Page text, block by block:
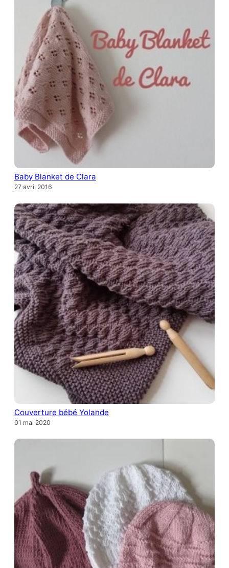
Baby Blanket de Clara
27 avril 2016
Couverture bébé Yolande
01 mai 2020